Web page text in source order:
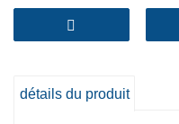
3. Fabriqué en pierre
détails du produit